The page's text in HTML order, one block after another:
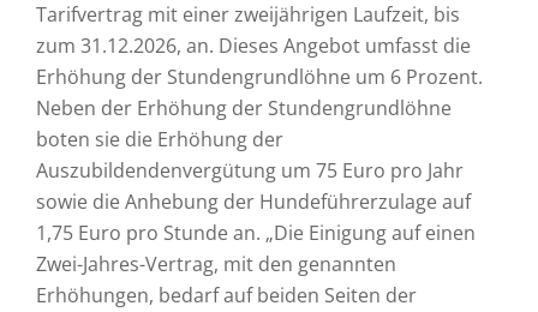
Tarifvertrag mit einer zweijährigen Laufzeit, bis
zum 31.12.2026, an. Dieses Angebot umfasst die
Erhöhung der Stundengrundlöhne um 6 Prozent.
Neben der Erhöhung der Stundengrundlöhne
boten sie die Erhöhung der
Auszubildendenvergütung um 75 Euro pro Jahr
sowie die Anhebung der Hundeführerzulage auf
1,75 Euro pro Stunde an. „Die Einigung auf einen
Zwei-Jahres-Vertrag, mit den genannten
Erhöhungen, bedarf auf beiden Seiten der